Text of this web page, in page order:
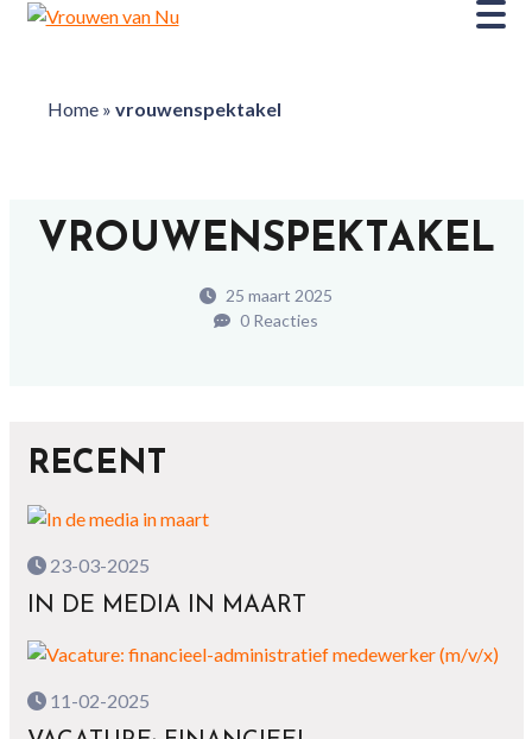
Home» vrouwenspektakel
VROUWENSPEKTAKEL
25 maart 2025
0 Reacties
RECENT
23-03-2025
IN DE MEDIA IN MAART
11-02-2025